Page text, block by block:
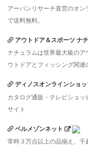
アーバンリサーチ直営のオ
で送料無料。
アウトドア＆スポーツ ナ
ナチュラムは世界最大級の
ウトドアとフィッシング関
ディノスオンラインショ
カタログ通販・テレビショ
サイト
ベルメゾンネット
常時３万点以上の品揃え、